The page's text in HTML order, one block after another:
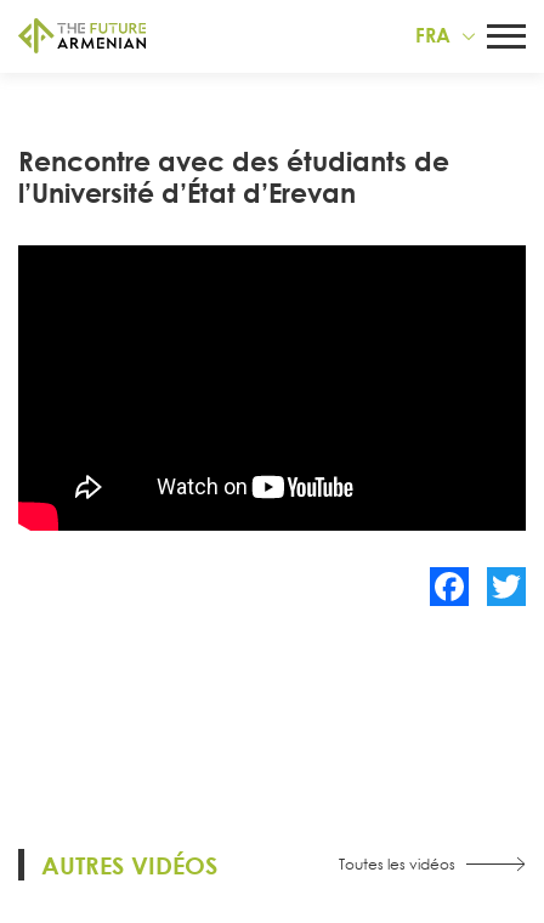
FRA
Rencontre avec des étudiants de
l’Université d’État d’Erevan
AUTRES VIDÉOS Toutes les vidéos